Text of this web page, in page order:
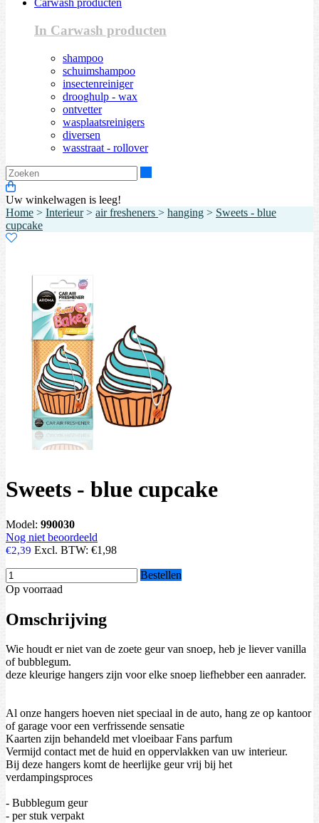
Carwash producten
In Carwash producten
shampoo
schuimshampoo
insectenreiniger
drooghulp - wax
ontvetter
wasplaatsreinigers
diversen
wasstraat - rollover
Uw winkelwagen is leeg!
Home > Interieur> air fresheners > hanging > Sweets - blue
cupcake
Sweets - blue cupcake
Model: 990030
Nog niet beoordeeld
€2,39 Excl. BTW: €1,98
Bestellen
Op voorraad
Omschrijving
Wie houdt er niet van de zoete geur van snoep, heb je liever vanilla
of bubblegum.
deze kleurige hangers zijn voor elke snoep liefhebber een aanrader.
Al onze hangers hoeven niet speciaal in de auto, hang ze op kantoor
of garage voor een verfrissende sensatie
Kaarten zijn behandeld met vloeibaar Fans parfum
Vermijd contact met de huid en oppervlakken van uw interieur.
Bij deze hangers komt de heerlijke geur vrij bij het
verdampingsproces
- Bubblegum geur
- per stuk verpakt